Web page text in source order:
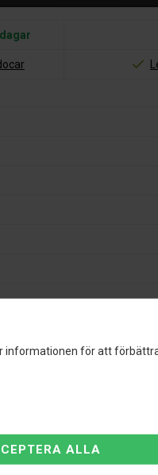
informationen för att
till ett bra pris, så är AP
att kvalitet och
kan du få rätt look, genom
kurvorna.